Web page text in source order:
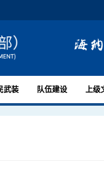
武装 队伍建设 上级